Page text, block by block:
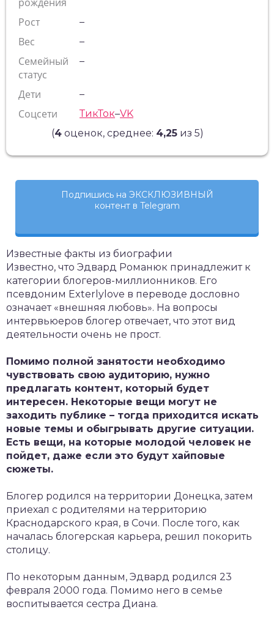
Рост –
Вес –
Семейный
статус
–
Дети –
Соцсети ТикТок–VK
(4 оценок, среднее: 4,25 из 5)
Подпишись на ЭКСКЛЮЗИВНЫЙ
контент в Telegram
Известные факты из биографии
Известно, что Эдвард Романюк принадлежит к
категории блогеров-миллионников. Его
псевдоним Exterlylove в переводе дословно
означает «внешняя любовь». На вопросы
интервьюеров блогер отвечает, что этот вид
деятельности очень не прост.
Помимо полной занятости необходимо
чувствовать свою аудиторию, нужно
предлагать контент, который будет
интересен. Некоторые вещи могут не
заходить публике – тогда приходится искать
новые темы и обыгрывать другие ситуации.
Есть вещи, на которые молодой человек не
пойдет, даже если это будут хайповые
сюжеты.
Блогер родился на территории Донецка, затем
приехал с родителями на территорию
Краснодарского края, в Сочи. После того, как
началась блогерская карьера, решил покорить
столицу.
По некоторым данным, Эдвард родился 23
февраля 2000 года. Помимо него в семье
воспитывается сестра Диана.